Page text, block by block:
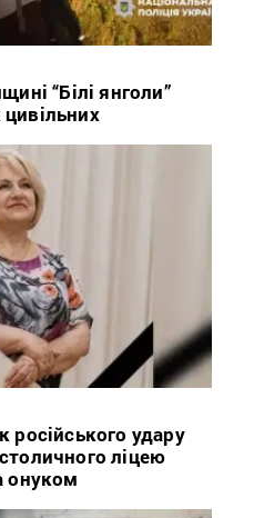
“Білі янголи”
російського удару
ліцею
онуком